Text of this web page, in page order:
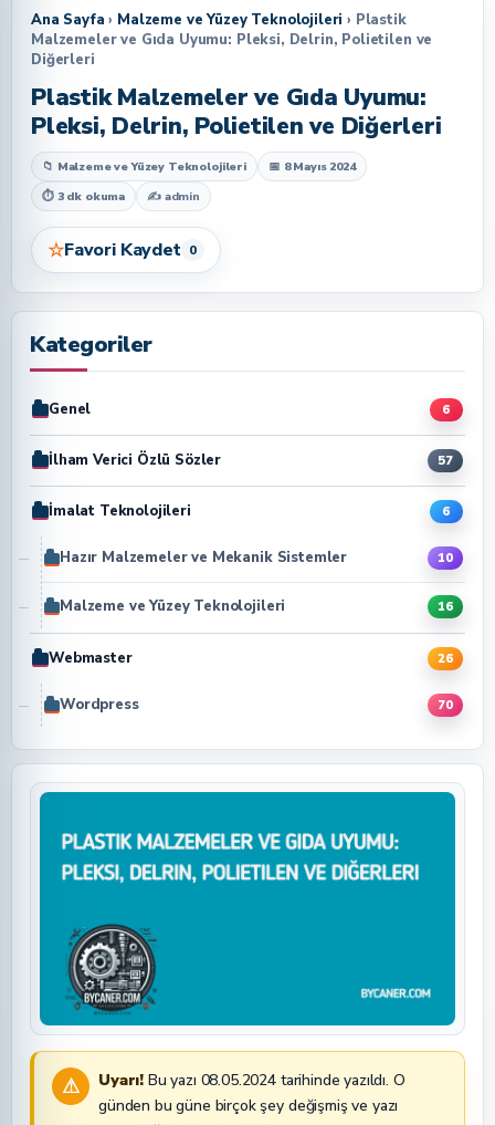
Ana Sayfa › Malzeme ve Yüzey Teknolojileri › Plastik
Malzemeler ve Gıda Uyumu: Pleksi, Delrin, Polietilen ve
Diğerleri
Plastik Malzemeler ve Gıda Uyumu:
Pleksi, Delrin, Polietilen ve Diğerleri
📁 Malzeme ve Yüzey Teknolojileri
📅 8 Mayıs 2024
⏱ 3 dk okuma
✍ admin
☆Favori Kaydet 0
Kategoriler
Genel 6
İlham Verici Özlü Sözler 57
İmalat Teknolojileri 6
Hazır Malzemeler ve Mekanik Sistemler 10
Malzeme ve Yüzey Teknolojileri 16
Webmaster 26
Wordpress 70
⚠ Uyarı! Bu yazı 08.05.2024 tarihinde yazıldı. O
günden bu güne birçok şey değişmiş ve yazı